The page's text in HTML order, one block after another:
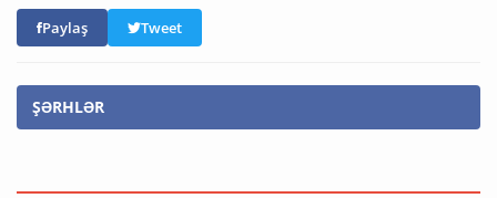
Paylaş Tweet
ŞƏRHLƏR